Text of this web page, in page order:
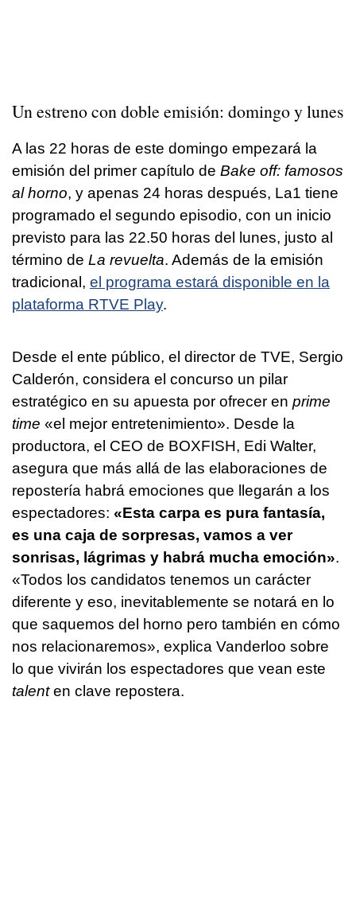
Un estreno con doble emisión: domingo y lunes
A las 22 horas de este domingo empezará la
emisión del primer capítulo de Bake off: famosos
al horno, y apenas 24 horas después, La1 tiene
programado el segundo episodio, con un inicio
previsto para las 22.50 horas del lunes, justo al
término de La revuelta. Además de la emisión
tradicional, el programa estará disponible en la
plataforma RTVE Play.
Desde el ente público, el director de TVE, Sergio
Calderón, considera el concurso un pilar
estratégico en su apuesta por ofrecer en prime
time «el mejor entretenimiento». Desde la
productora, el CEO de BOXFISH, Edi Walter,
asegura que más allá de las elaboraciones de
repostería habrá emociones que llegarán a los
espectadores: «Esta carpa es pura fantasía,
es una caja de sorpresas, vamos a ver
sonrisas, lágrimas y habrá mucha emoción».
«Todos los candidatos tenemos un carácter
diferente y eso, inevitablemente se notará en lo
que saquemos del horno pero también en cómo
nos relacionaremos», explica Vanderloo sobre
lo que vivirán los espectadores que vean este
talenten clave repostera.